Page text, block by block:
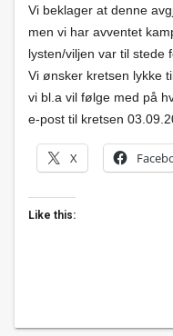
Vi beklager at denne
men vi har avventet
lysten/viljen var til stede
Vi ønsker kretsen lykke
vi bl.a vil følge med på
e-post til kretsen
X
Like this: